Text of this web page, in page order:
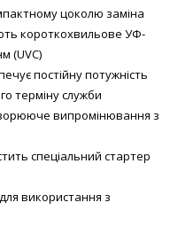
цоколю заміна
короткохвильове УФ-
(UVC)
постійну потужність
терміну служби
випромінювання з
спеціальний стартер
використання з